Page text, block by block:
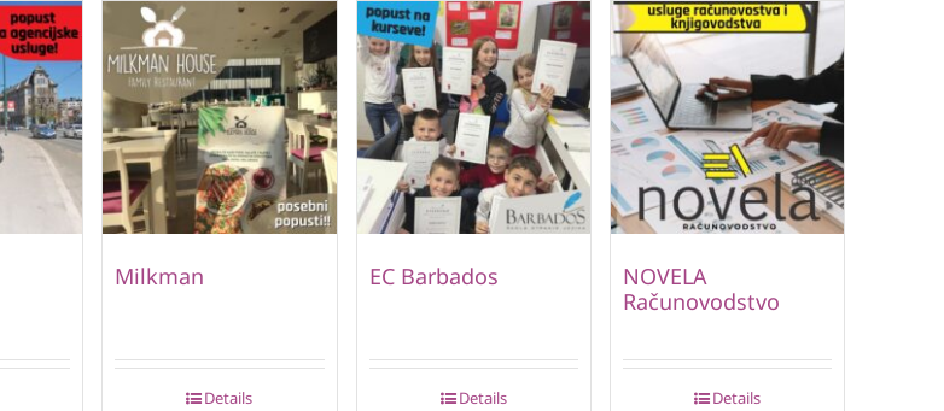
Milkman
Details
EC Barbados
Details
NOVELA
Računovodstvo
Details